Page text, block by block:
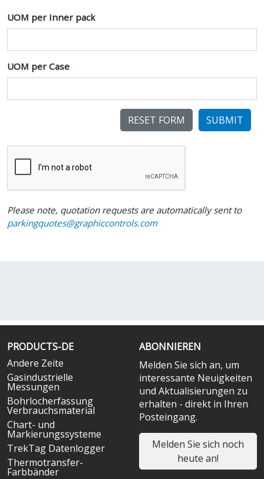
UOM per Inner pack
UOM per Case
SUBMIT
Please note, quotation requests are automatically sent to
parkingquotes@graphiccontrols.com
PRODUCTS-DE
Andere Zeite
Gasindustrielle
Messungen
Bohrlocherfassung
Verbrauchsmaterial
Chart- und
Markierungssysteme
TrekTag Datenlogger
Thermotransfer-
Farbbänder
ABONNIEREN
Melden Sie sich an, um
interessante Neuigkeiten
und Aktualisierungen zu
erhalten - direkt in Ihren
Posteingang.
Melden Sie sich noch
heute an!